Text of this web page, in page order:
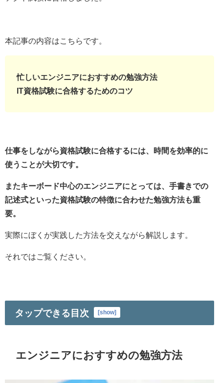
本記事の内容はこちらです。
忙しいエンジニアにおすすめの勉強方法
IT資格試験に合格するためのコツ
仕事をしながら資格試験に合格するには、時間を効率的に
使うことが大切です。
またキーボード中心のエンジニアにとっては、手書きでの
記述式といった資格試験の特徴に合わせた勉強方法も重
要。
実際にぼくが実践した方法を交えながら解説します。
それではご覧ください。
タップできる目次 [show]
エンジニアにおすすめの勉強方法